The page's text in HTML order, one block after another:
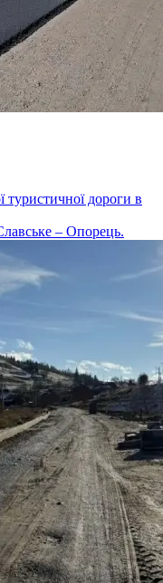
дороги в
– Опорець.